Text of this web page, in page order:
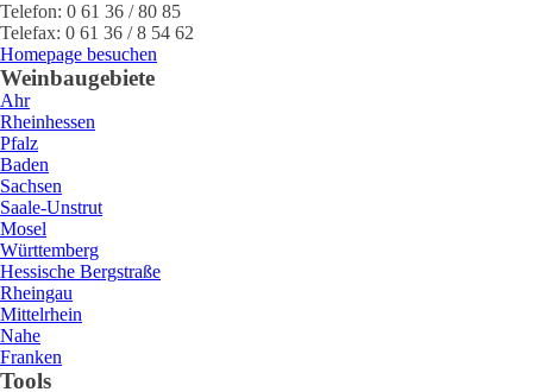
Telefon: 0 61 36 / 80 85
Telefax: 0 61 36 / 8 54 62
Homepage besuchen
Weinbaugebiete
Ahr
Rheinhessen
Pfalz
Baden
Sachsen
Saale-Unstrut
Mosel
Württemberg
Hessische Bergstraße
Rheingau
Mittelrhein
Nahe
Franken
Tools